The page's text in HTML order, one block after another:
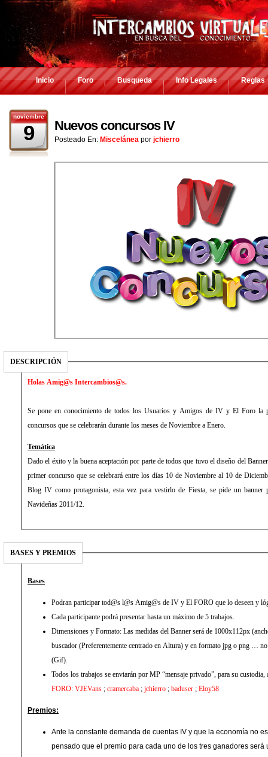
Inicio Foro Busqueda Info Legales Reglas
noviembre
9 Nuevos concursos IV
Posteado En: Miscelánea por jchierro
DESCRIPCIÓN
Holas Amig@s Intercambios@s.
Se pone en conocimiento de todos los Usuarios y Amigos de IV y El Foro la
concursos que se celebrarán durante los meses de Noviembre a Enero.
Temática
Dado el éxito y la buena aceptación por parte de todos que tuvo el diseño del
primer concurso que se celebrará entre los días 10 de Noviembre al 10 de
Blog IV como protagonista, esta vez para vestirlo de Fiesta, se pide un banner
Navideñas 2011/12.
BASES Y PREMIOS
Bases
Podran participar tod@s l@s Amig@s de IV y El FORO que lo deseen y
Cada participante podrá presentar hasta un máximo de 5 trabajos.
Dimensiones y Formato: Las medidas del Banner será de 1000x112px
buscador (Preferentemente centrado en Altura) y en formato jpg o png …
(Gif).
Todos los trabajos se enviarán por MP “mensaje privado”, para su custodia,
FORO: VJEVans ; cramercaba ; jchierro ; baduser ; Eloy58
Premios:
Ante la constante demanda de cuentas IV y que la economía no
pensado que el premio para cada uno de los tres ganadores será